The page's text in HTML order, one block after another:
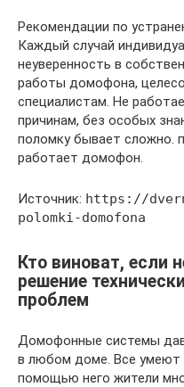
Рекомендации по
Каждый случай
неуверенность в
работы домофона,
специалистам. Не
причинам, без особых
поломку бывает сложно.
работает домофон.
Источник: https://
polomki-domofona
Кто виноват, если
решение
проблем
Домофонные системы
в любом доме. Все
помощью него жители